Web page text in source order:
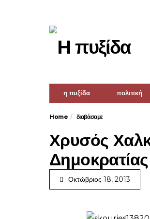
η πυξίδα πολιτική
Home διαβάσαμε
Χρυσός
Οκτώβριος 18, 2013